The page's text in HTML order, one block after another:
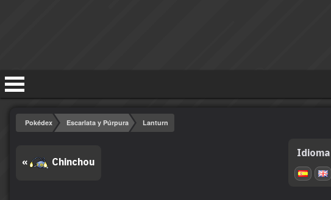
Pokédex Escarlata y Púrpura Lanturn
« Chinchou
Idioma